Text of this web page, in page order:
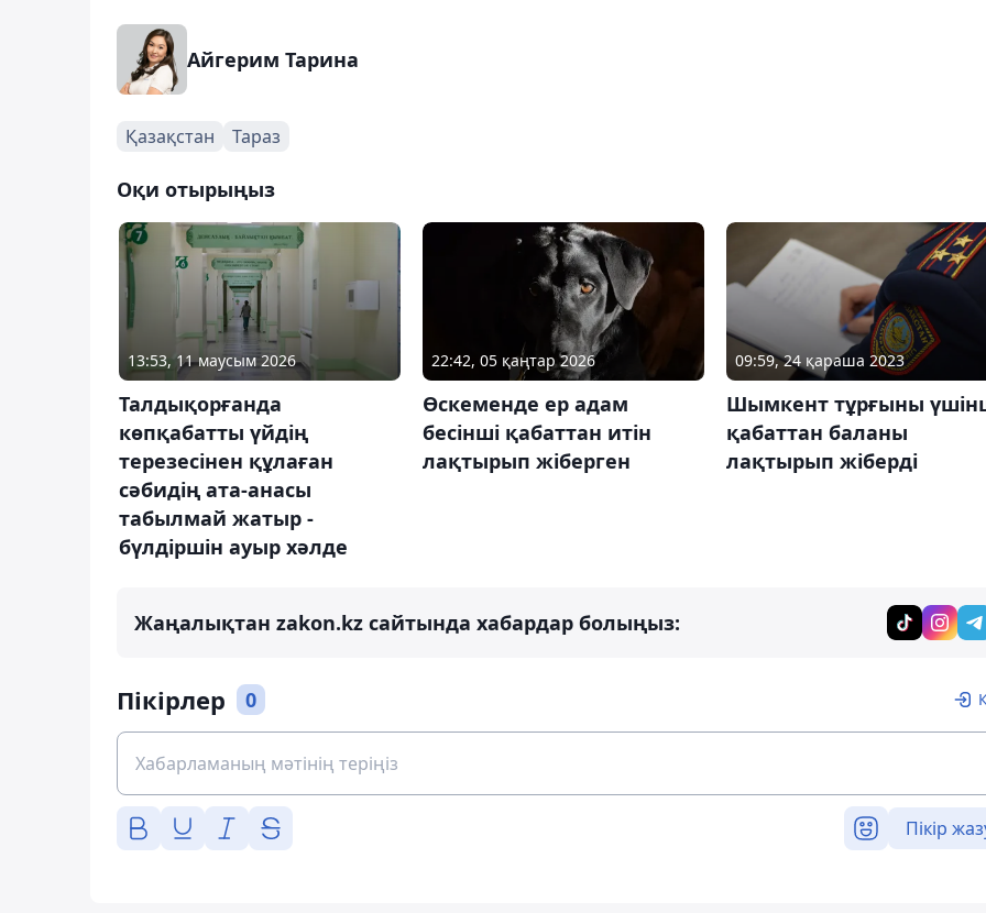
Айгерим Тарина
Қазақстан Тараз
Оқи отырыңыз
13:53, 11 маусым 2026
Талдықорғанда
көпқабатты үйдің
терезесінен құлаған
сәбидің ата-анасы
табылмай жатыр -
бүлдіршін ауыр хәлде
22:42, 05 қаңтар 2026
Өскеменде ер адам
бесінші қабаттан итін
лақтырып жіберген
09:59, 24 қараша 2023
Шымкент тұрғыны
қабаттан баланы
лақтырып жіберді
Жаңалықтан zakon.kz сайтында хабардар болыңыз:
Пікірлер 0
Пікір